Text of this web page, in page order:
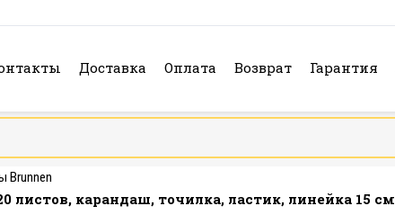
Доставка Оплата Возврат Гарантия
Brunnen
листов, карандаш, точилка, ластик, линейка 15 см